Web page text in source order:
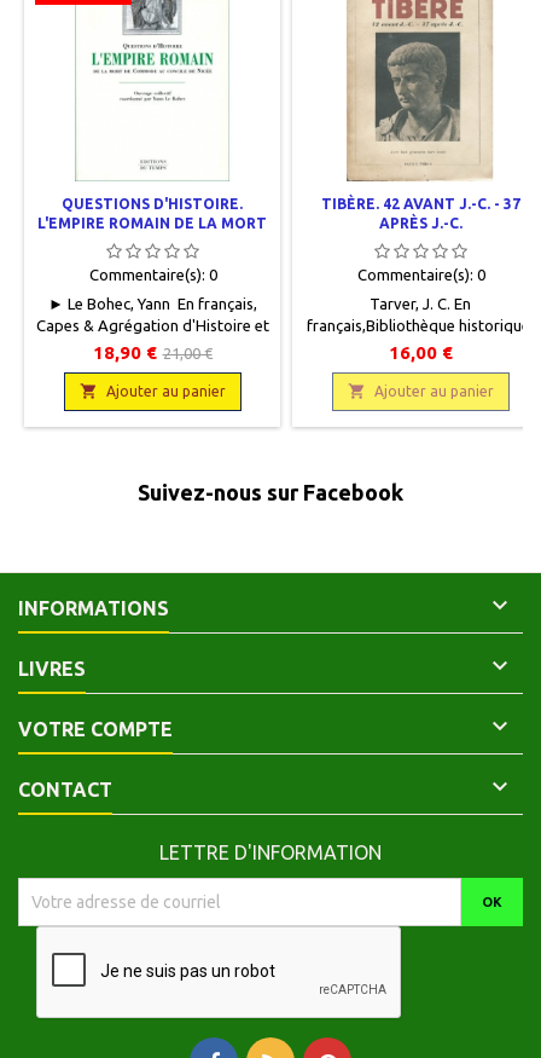
QUESTIONS D'HISTOIRE.
L'EMPIRE ROMAIN DE LA MORT
DE COMMODE AU CONCILE DE
NICÉE
Commentaire(s): 0
► Le Bohec, Yann En français,
Capes & Agrégation d'Histoire et
GéographieÉditions du Temps,
1997, 16 x 24, 352 pages, broché,
occasion. Neuf.9782842740184
18,90 € 21,00 €
 Ajouter au panier
TIBÈRE. 42 AVANT J.-C. - 37
APRÈS J.-C.
Commentaire(s): 0
Tarver, J. C. En
français,Bibliothèque historique,
Payot, 1934, 14 x 22,5, 350 pages,
broché, occasion. Bon état,
couverture défraîchie.
16,00 €
 Ajouter au panier
Suivez-nous sur Facebook
INFORMATIONS 
LIVRES 
VOTRE COMPTE 
CONTACT 
LETTRE D'INFORMATION